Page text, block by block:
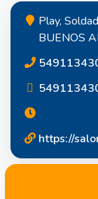
Play,
BUENOS
https://